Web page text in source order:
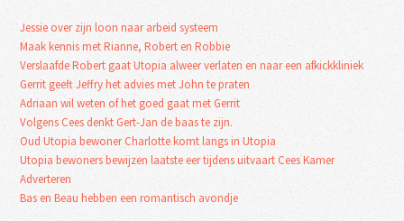
Jessie over zijn loon naar arbeid systeem
Maak kennis met Rianne, Robert en Robbie
Verslaafde Robert gaat Utopia alweer verlaten en naar een afkickkliniek
Gerrit geeft Jeffry het advies met John te praten
Adriaan wil weten of het goed gaat met Gerrit
Volgens Cees denkt Gert-Jan de baas te zijn.
Oud Utopia bewoner Charlotte komt langs in Utopia
Utopia bewoners bewijzen laatste eer tijdens uitvaart Cees Kamer
Adverteren
Bas en Beau hebben een romantisch avondje